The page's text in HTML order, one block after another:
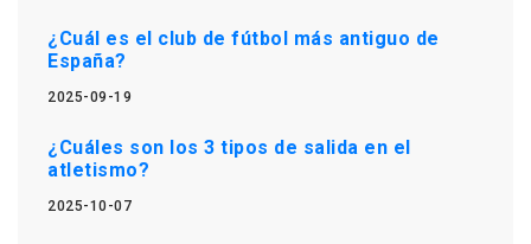
¿Cuál es el club de fútbol más antiguo de
España?
2025-09-19
¿Cuáles son los 3 tipos de salida en el
atletismo?
2025-10-07